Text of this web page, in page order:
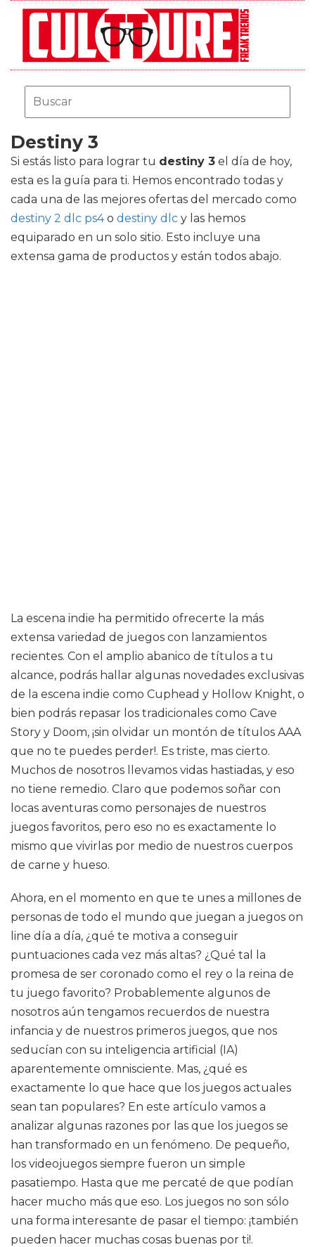
Destiny 3
Si estás listo para lograr tu destiny 3 el día de hoy,
esta es la guía para ti. Hemos encontrado todas y
cada una de las mejores ofertas del mercado como
destiny 2 dlc ps4o destiny dlc y las hemos
equiparado en un solo sitio. Esto incluye una
extensa gama de productos y están todos abajo.
La escena indie ha permitido ofrecerte la más
extensa variedad de juegos con lanzamientos
recientes. Con el amplio abanico de títulos a tu
alcance, podrás hallar algunas novedades exclusivas
de la escena indie como Cuphead y Hollow Knight, o
bien podrás repasar los tradicionales como Cave
Story y Doom, ¡sin olvidar un montón de títulos AAA
que no te puedes perder!. Es triste, mas cierto.
Muchos de nosotros llevamos vidas hastiadas, y eso
no tiene remedio. Claro que podemos soñar con
locas aventuras como personajes de nuestros
juegos favoritos, pero eso no es exactamente lo
mismo que vivirlas por medio de nuestros cuerpos
de carne y hueso.
Ahora, en el momento en que te unes a millones de
personas de todo el mundo que juegan a juegos on
line día a día, ¿qué te motiva a conseguir
puntuaciones cada vez más altas? ¿Qué tal la
promesa de ser coronado como el rey o la reina de
tu juego favorito? Probablemente algunos de
nosotros aún tengamos recuerdos de nuestra
infancia y de nuestros primeros juegos, que nos
seducían con su inteligencia artificial (IA)
aparentemente omnisciente. Mas, ¿qué es
exactamente lo que hace que los juegos actuales
sean tan populares? En este artículo vamos a
analizar algunas razones por las que los juegos se
han transformado en un fenómeno. De pequeño,
los videojuegos siempre fueron un simple
pasatiempo. Hasta que me percaté de que podían
hacer mucho más que eso. Los juegos no son sólo
una forma interesante de pasar el tiempo: ¡también
pueden hacer muchas cosas buenas por ti!.